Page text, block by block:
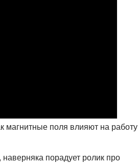
магнитные поля влияют на работу
наверняка порадует ролик про